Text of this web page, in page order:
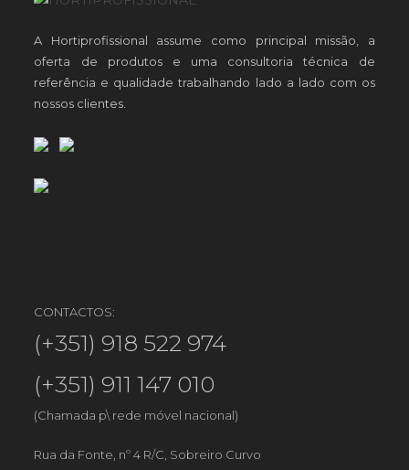
A Hortiprofissional assume como principal missão, a
oferta de produtos e uma consultoria técnica de
referência e qualidade trabalhando lado a lado com os
nossos clientes.
CONTACTOS:
(+351) 918 522 974
(+351) 911 147 010
(Chamada p\ rede móvel nacional)
Rua da Fonte, nº 4 R/C, Sobreiro Curvo